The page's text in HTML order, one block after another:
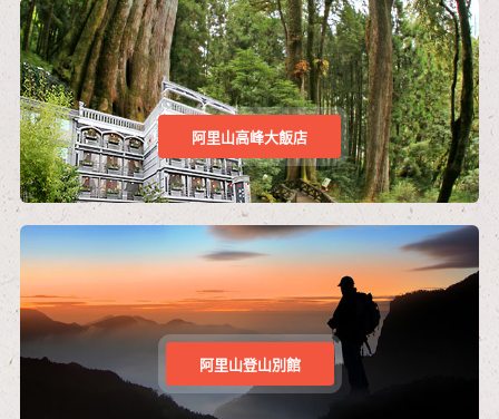
阿里山高峰大飯店
阿里山登山別館